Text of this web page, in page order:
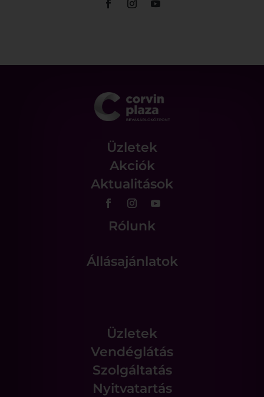
Üzletek
Akciók
Aktualitások
Rólunk
Állásajánlatok
Üzletek
Vendéglátás
Szolgáltatás
Nyitvatartás